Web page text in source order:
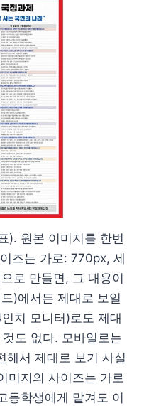
). 원본 이미지를 한번
즈는 가로: 770px, 세
로 만들면, 그 내용이
)에서든 제대로 보일
치 모니터)로도 제대
도 없다. 모바일로는
해서 제대로 보기 사실
미지의 사이즈는 가로
등학생에게 맡겨도 이